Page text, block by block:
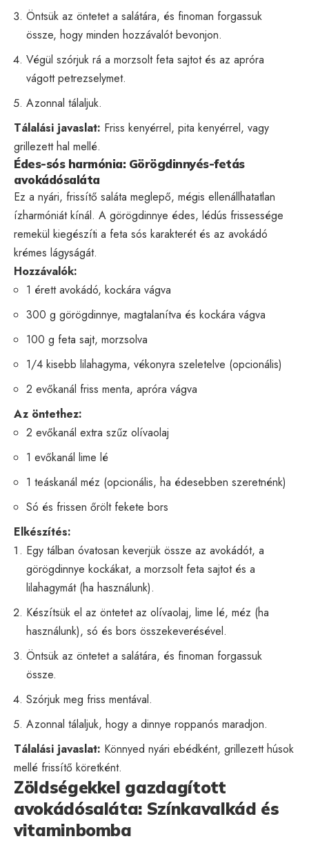
Öntsük az öntetet a salátára, és finoman forgassuk
össze, hogy minden hozzávalót bevonjon.
Végül szórjuk rá a morzsolt feta sajtot és az apróra
vágott petrezselymet.
Azonnal tálaljuk.
Tálalási javaslat: Friss kenyérrel, pita kenyérrel, vagy
grillezett hal mellé.
Édes-sós harmónia: Görögdinnyés-fetás
avokádósaláta
Ez a nyári, frissítő saláta meglepő, mégis ellenállhatatlan
ízharmóniát kínál. A görögdinnye édes, lédús frissessége
remekül kiegészíti a feta sós karakterét és az avokádó
krémes lágyságát.
Hozzávalók:
1 érett avokádó, kockára vágva
300 g görögdinnye, magtalanítva és kockára vágva
100 g feta sajt, morzsolva
1/4 kisebb lilahagyma, vékonyra szeletelve (opcionális)
2 evőkanál friss menta, apróra vágva
Az öntethez:
2 evőkanál extra szűz olívaolaj
1 evőkanál lime lé
1 teáskanál méz (opcionális, ha édesebben szeretnénk)
Só és frissen őrölt fekete bors
Elkészítés:
Egy tálban óvatosan keverjük össze az avokádót, a
görögdinnye kockákat, a morzsolt feta sajtot és a
lilahagymát (ha használunk).
Készítsük el az öntetet az olívaolaj, lime lé, méz (ha
használunk), só és bors összekeverésével.
Öntsük az öntetet a salátára, és finoman forgassuk
össze.
Szórjuk meg friss mentával.
Azonnal tálaljuk, hogy a dinnye roppanós maradjon.
Tálalási javaslat: Könnyed nyári ebédként, grillezett húsok
mellé frissítő köretként.
Zöldségekkel gazdagított
avokádósaláta: Színkavalkád és
vitaminbomba